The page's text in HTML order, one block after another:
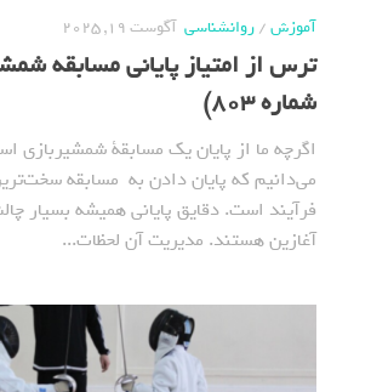
آموزش/روانشناسی آگوست 19, 2025
ترس از امتیاز پایانی مسابقه
شماره 803)
اگرچه ما از پایان یک مسابقة شمشیربازی
می‌دانیم که پایان دادن به مسابقه
فرآیند است. دقایق پایانی همیشه بسیار
آغازین هستند. مدیریت آن لحظات...